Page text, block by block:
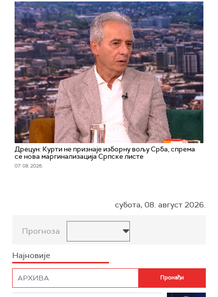
Дрецун: Курти не признаје изборну вољу Срба, спрема
се нова маргинализација Српске листе
07. 08. 2026.
субота, 08. август 2026.
Прогноза
Најновије